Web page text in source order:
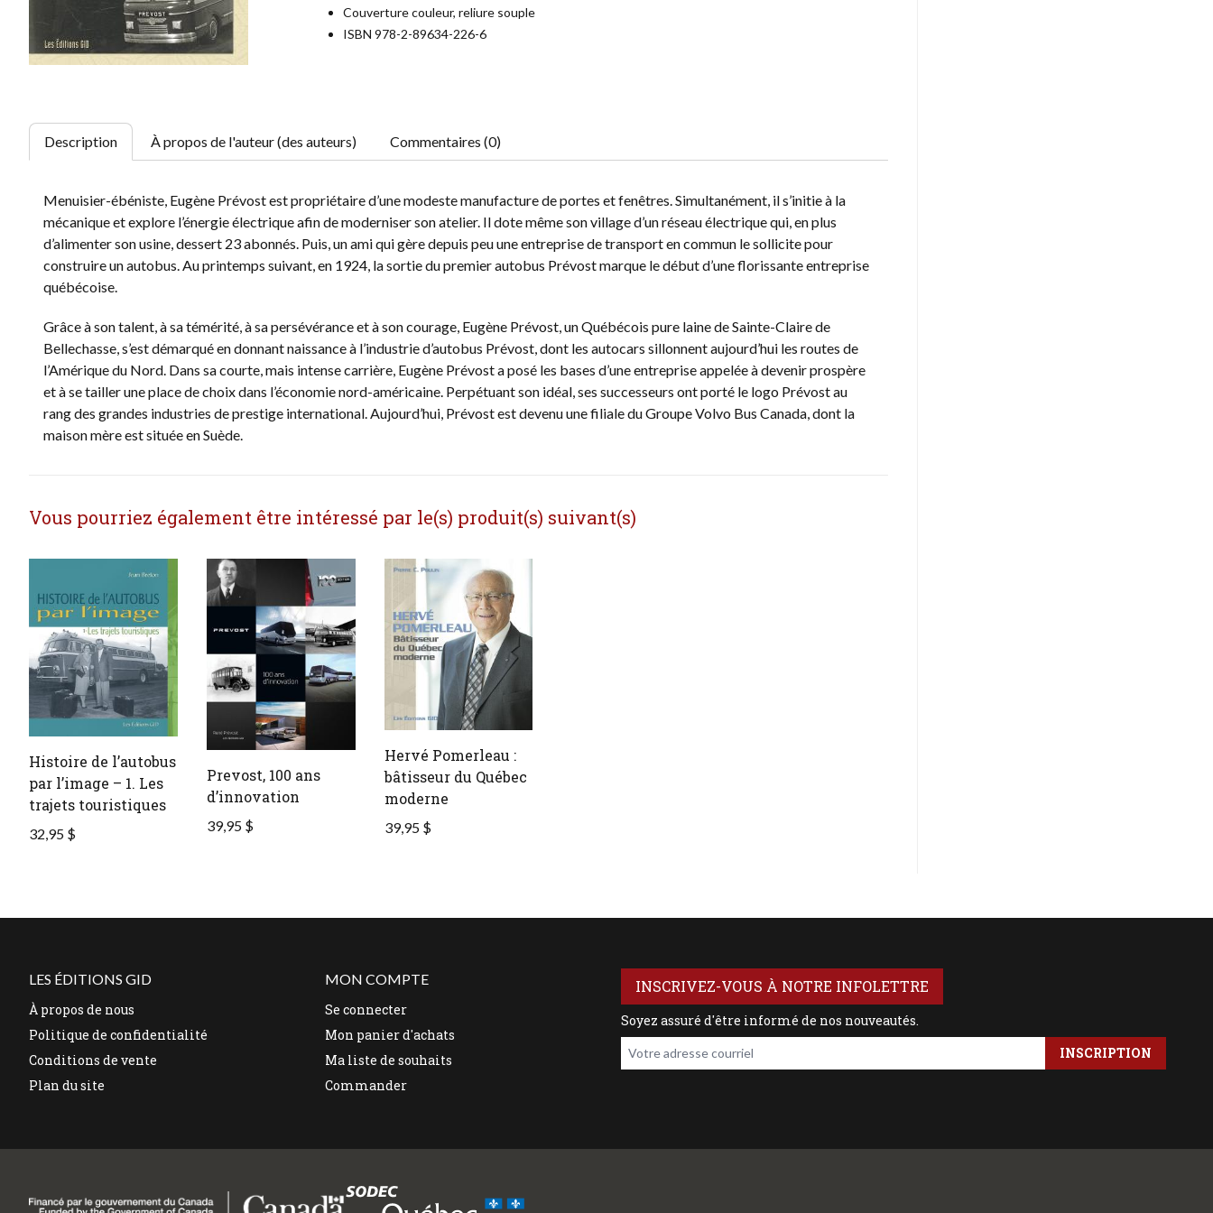
Couverture couleur, reliure souple
ISBN 978-2-89634-226-6
Description À propos de l'auteur (des auteurs) Commentaires (0)
Menuisier-ébéniste, Eugène Prévost est propriétaire d’une modeste manufacture de portes et fenêtres. Simultanément, il s’initie à la
mécanique et explore l’énergie électrique afin de moderniser son atelier. Il dote même son village d’un réseau électrique qui, en plus
d’alimenter son usine, dessert 23 abonnés. Puis, un ami qui gère depuis peu une entreprise de transport en commun le sollicite pour
construire un autobus. Au printemps suivant, en 1924, la sortie du premier autobus Prévost marque le début d’une florissante entreprise
québécoise.
Grâce à son talent, à sa témérité, à sa persévérance et à son courage, Eugène Prévost, un Québécois pure laine de Sainte-Claire de
Bellechasse, s’est démarqué en donnant naissance à l’industrie d’autobus Prévost, dont les autocars sillonnent aujourd’hui les routes de
l’Amérique du Nord. Dans sa courte, mais intense carrière, Eugène Prévost a posé les bases d’une entreprise appelée à devenir prospère
et à se tailler une place de choix dans l’économie nord-américaine. Perpétuant son idéal, ses successeurs ont porté le logo Prévost au
rang des grandes industries de prestige international. Aujourd’hui, Prévost est devenu une filiale du Groupe Volvo Bus Canada, dont la
maison mère est située en Suède.
Vous pourriez également être intéressé par le(s) produit(s) suivant(s)
Histoire de l’autobus
par l’image – 1. Les
trajets touristiques
32,95 $
Prevost, 100 ans
d’innovation
39,95 $
Hervé Pomerleau :
bâtisseur du Québec
moderne
39,95 $
LES ÉDITIONS GID
À propos de nous
Politique de confidentialité
Conditions de vente
Plan du site
MON COMPTE
Se connecter
Mon panier d'achats
Ma liste de souhaits
Commander
INSCRIVEZ-VOUS À NOTRE INFOLETTRE
Soyez assuré d'être informé de nos nouveautés.
Votre adresse courriel